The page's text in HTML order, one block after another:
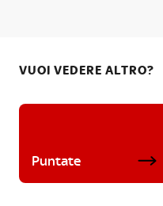
VUOI VEDERE ALTRO?
Puntate